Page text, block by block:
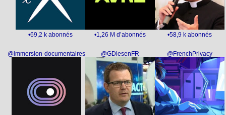
•58,9 k abonnés
•1,26 M d’abonnés
•69,2 k abonnés
@FrenchPrivacy
@GDiesenFR
@immersion-documentaires